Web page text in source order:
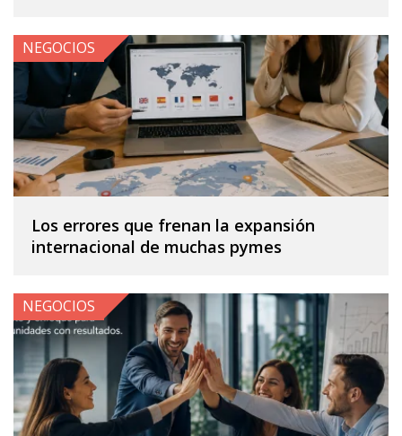
Los errores que frenan la expansión
internacional de muchas pymes
NEGOCIOS
NEGOCIOS